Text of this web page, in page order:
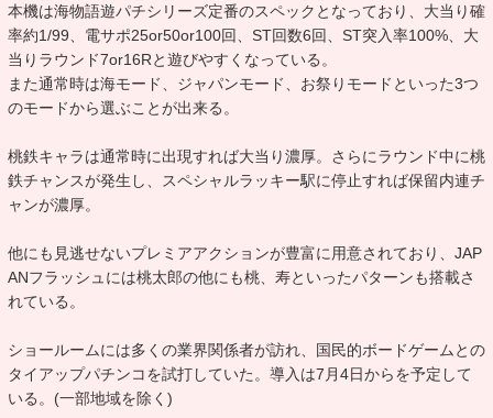
本機は海物語遊パチシリーズ定番のスペックとなっており、大当り確
率約1/99、電サポ25or50or100回、ST回数6回、ST突入率100%、大
当りラウンド7or16Rと遊びやすくなっている。
また通常時は海モード、ジャパンモード、お祭りモードといった3つ
のモードから選ぶことが出来る。
桃鉄キャラは通常時に出現すれば大当り濃厚。さらにラウンド中に桃
鉄チャンスが発生し、スペシャルラッキー駅に停止すれば保留内連チ
ャンが濃厚。
他にも見逃せないプレミアアクションが豊富に用意されており、JAP
ANフラッシュには桃太郎の他にも桃、寿といったパターンも搭載さ
れている。
ショールームには多くの業界関係者が訪れ、国民的ボードゲームとの
タイアップパチンコを試打していた。導入は7月4日からを予定して
いる。(一部地域を除く)